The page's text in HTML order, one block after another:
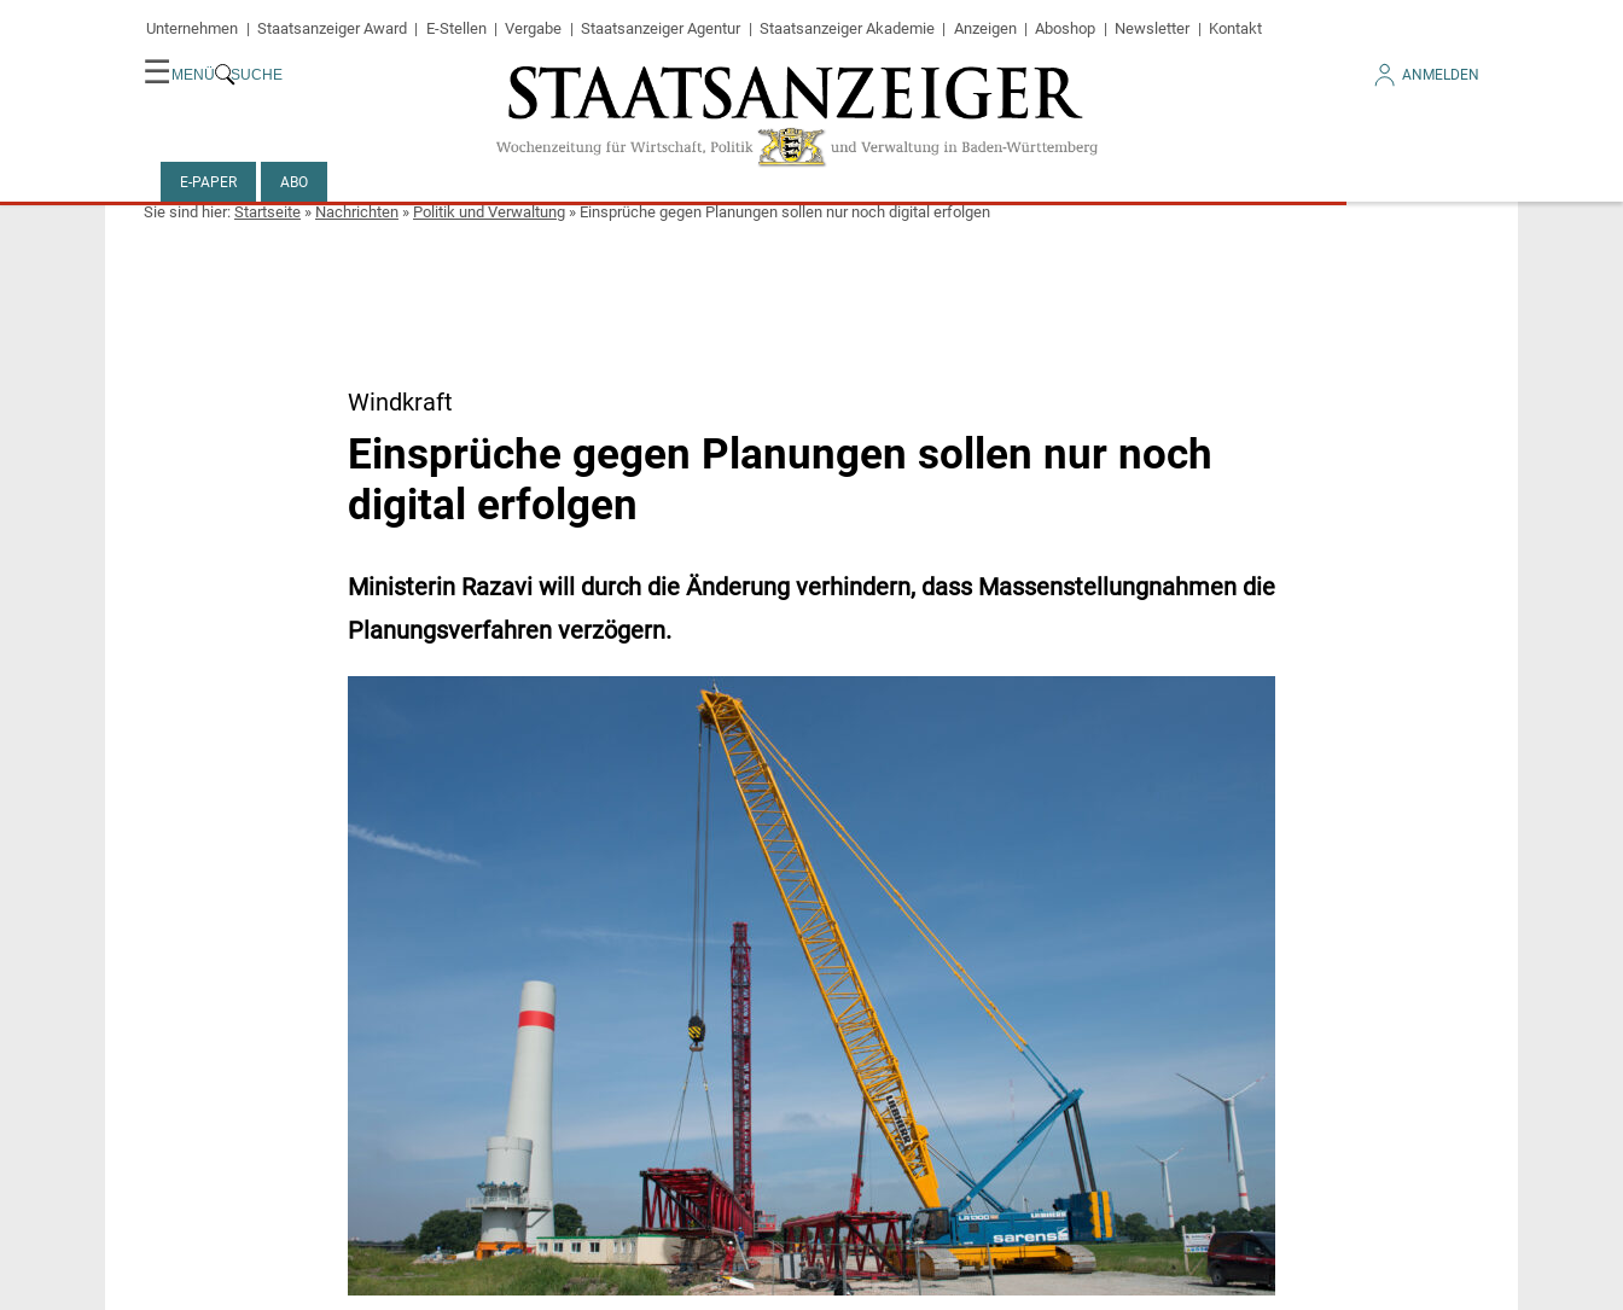
Unternehmen Staatsanzeiger Award E-Stellen Vergabe Staatsanzeiger Agentur Staatsanzeiger Akademie Anzeigen Aboshop Newsletter Kontakt
☰ MENÜ SUCHE ANMELDEN
E-PAPER ABO
Startseite»Nachrichten»Politik und Verwaltung»Einsprüche gegen Planungen sollen nur noch digital erfolgen
Windkraft
Einsprüche gegen Planungen sollen nur noch
digital erfolgen
Ministerin Razavi will durch die Änderung verhindern, dass Massenstellungnahmen die
Planungsverfahren verzögern.